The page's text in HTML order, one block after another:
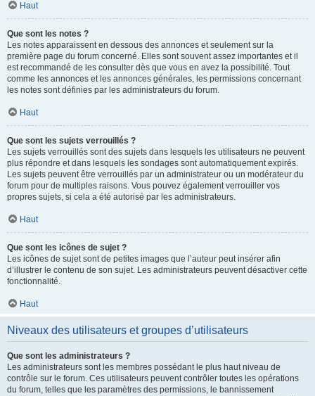
Haut
Que sont les notes ?
Les notes apparaissent en dessous des annonces et seulement sur la
première page du forum concerné. Elles sont souvent assez importantes et il
est recommandé de les consulter dès que vous en avez la possibilité. Tout
comme les annonces et les annonces générales, les permissions concernant
les notes sont définies par les administrateurs du forum.
Haut
Que sont les sujets verrouillés ?
Les sujets verrouillés sont des sujets dans lesquels les utilisateurs ne peuvent
plus répondre et dans lesquels les sondages sont automatiquement expirés.
Les sujets peuvent être verrouillés par un administrateur ou un modérateur du
forum pour de multiples raisons. Vous pouvez également verrouiller vos
propres sujets, si cela a été autorisé par les administrateurs.
Haut
Que sont les icônes de sujet ?
Les icônes de sujet sont de petites images que l’auteur peut insérer afin
d’illustrer le contenu de son sujet. Les administrateurs peuvent désactiver cette
fonctionnalité.
Haut
Niveaux des utilisateurs et groupes d’utilisateurs
Que sont les administrateurs ?
Les administrateurs sont les membres possédant le plus haut niveau de
contrôle sur le forum. Ces utilisateurs peuvent contrôler toutes les opérations
du forum, telles que les paramètres des permissions, le bannissement